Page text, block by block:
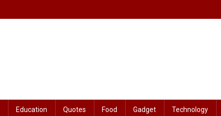
Education Quotes Food Gadget Technology